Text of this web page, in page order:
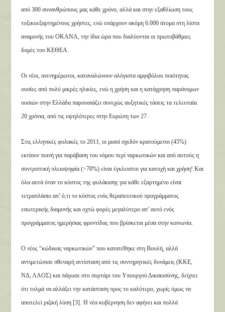
από 300 συνανθρώπους μας κάθε χρόνο, αλλά και στην εξαθλίωση τους
τοξικοεξαρτημένους χρήστες, ενώ υπάρχουν ακόμη 6.000 άτομα στη λίστα
αναμονής του ΟΚΑΝΑ, την ίδια ώρα που διαλύονται οι πρωτοβάθμιες
δομές του ΚΕΘΕΑ.
Οι νέοι, ανενημέρωτοι, καταναλώνουν αλόγιστα αμφιβόλου ποιότητας
ουσίες από πολύ μικρές ηλικίες, ενώ η χρήση και η κατάχρηση παράνομων
ουσιών στην Ελλάδα παρουσιάζει συνεχώς αυξητικές τάσεις τα τελευταία
20 χρόνια, από τις υψηλότερες στην Ευρώπη των 27.
Στις ελληνικές φυλακές το 2011, οι μισοί σχεδόν κρατούμενοι (45%)
εκτίουν ποινή για παράβαση του νόμου περί ναρκωτικών και από αυτούς η
συντριπτική πλειοψηφία (>70%) είναι έγκλειστοι για κατοχή και χρήση! Και
όλα αυτά όταν το κόστος της φυλάκισης για κάθε εξαρτημένο είναι
τετραπλάσιο απ’ ό,τι το κόστος ενός θεραπευτικού προγράμματος
εσωτερικής διαμονής και οχτώ φορές μεγαλύτερο απ’ αυτό ενός
προγράμματος ημερήσιας φροντίδας που βρίσκεται μέσα στην κοινωνία.
Ο νέος “κώδικας ναρκωτικών” που κατατέθηκε στη Βουλή, αλλά
αντιμετώπισε σθεναρή αντίσταση από τις συντηρητικές δυνάμεις (ΚΚΕ,
ΝΔ, ΛΑΟΣ) και πάγωσε στο συρτάρι του Υπουργού Δικαιοσύνης, δείχνει
ότι τολμά να αλλάξει την κατάσταση προς το καλύτερο, χωρίς όμως να
αποτελεί ριζική λύση [3]. Η νέα κυβέρνηση δεν αφήνει και πολλά